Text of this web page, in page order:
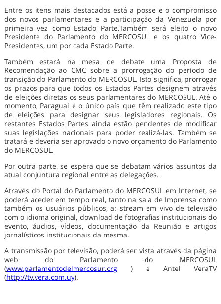
Entre os itens mais destacados está a posse e o compromisso
dos novos parlamentares e a participação da Venezuela por
primeira vez como Estado Parte.Também será eleito o novo
Presidente do Parlamento do MERCOSUL e os quatro Vice-
Presidentes, um por cada Estado Parte.
Também estará na mesa de debate uma Proposta de
Recomendação ao CMC sobre a prorrogação do período de
transição do Parlamento do MERCOSUL. Isto significa, prorrogar
os prazos para que todos os Estados Partes designem através
de eleições diretas os seus parlamentares do MERCOSUL. Até o
momento, Paraguai é o único país que têm realizado este tipo
de eleições para designar seus legisladores regionais. Os
restantes Estados Partes ainda estão pendentes de modificar
suas legislações nacionais para poder realizá-las. Também se
tratará e deveria ser aprovado o novo orçamento do Parlamento
do MERCOSUL.
Por outra parte, se espera que se debatam vários assuntos da
atual conjuntura regional entre as delegações.
Através do Portal do Parlamento do MERCOSUL em Internet, se
poderá aceder em tempo real, tanto na sala de Imprensa como
também os usuários públicos, a: stream em vivo de televisão
com o idioma original, download de fotografias institucionais do
evento, áudios, vídeos, documentação da Reunião e artigos
jornalísticos institucionais da mesma.
A transmissão por televisão, poderá ser vista através da página
web do Parlamento do MERCOSUL
(www.parlamentodelmercosur.org) e Antel VeraTV
(http://tv.vera.com.uy).